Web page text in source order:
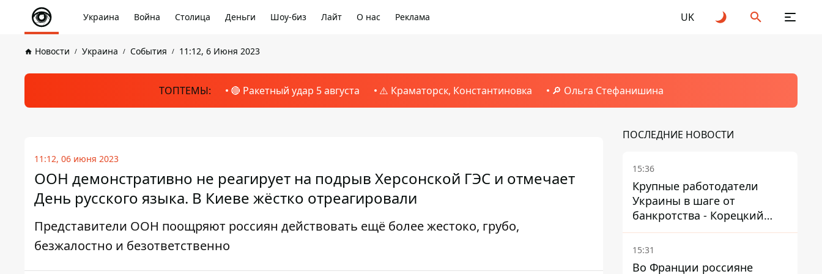
Украина Война Столица Деньги Шоу-биз Лайт О нас Реклама UK
Новости Украина События 11:12, 6 Июня 2023
ТОПТЕМЫ: 🔴 Ракетный удар 5 августа ⚠️ Краматорск, Константиновка 🔎 Ольга Стефанишина
11:12, 06 июня 2023
ООН демонстративно не реагирует на подрыв Херсонской ГЭС и отмечает
День русского языка. В Киеве жёстко отреагировали
Представители ООН поощряют россиян действовать ещё более жестоко, грубо,
безжалостно и безответственно
ПОСЛЕДНИЕ НОВОСТИ
15:36
Крупные работодатели
Украины в шаге от
банкротства - Корецкий
обещает им… новые склады
15:31
Во Франции россияне